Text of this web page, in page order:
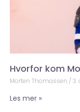
Hvorfor kom
Morten Thomassen 3.
Les mer »